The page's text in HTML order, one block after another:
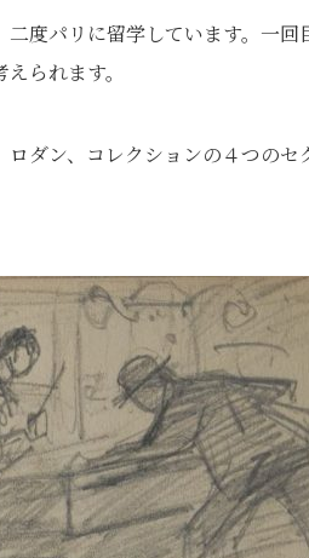
度パリに留学しています。一
られます。
ダン、コレクションの４つのセ